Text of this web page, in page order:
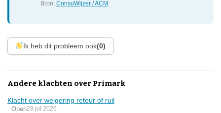
Bron:ConsuWijzer / ACM
Ik heb dit probleem ook(0)
Andere klachten over Primark
Klacht over weigering retour of ruil
Open28 jul 2026